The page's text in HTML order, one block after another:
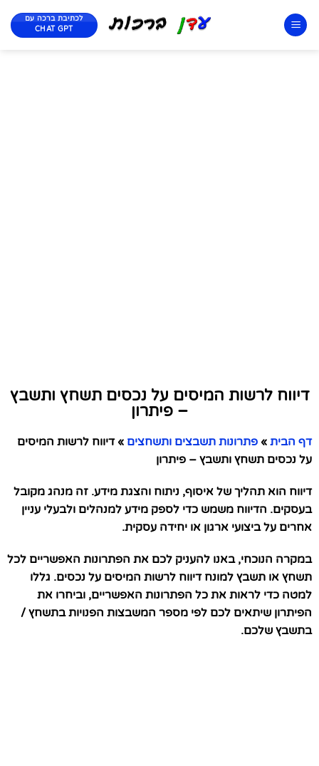
לכתיבת ברכה עם
CHAT GPT
דיווח לרשות המיסים על נכסים תשחץ ותשבץ
– פיתרון
דף הבית » פתרונות תשבצים ותשחצים » דיווח לרשות המיסים
על נכסים תשחץ ותשבץ – פיתרון
דיווח הוא תהליך של איסוף, ניתוח והצגת מידע. זה מנהג מקובל
בעסקים. הדיווח משמש כדי לספק מידע למנהלים ולבעלי עניין
אחרים על ביצועי ארגון או יחידה עסקית.
במקרה הנוכחי, באנו להעניק לכם את הפתרונות האפשריים לכל
תשחץ או תשבץ למונח דיווח לרשות המיסים על נכסים. גללו
למטה כדי לראות את כל הפתרונות האפשריים, וביחרו את
הפיתרון שיתאים לכם לפי מספר המשבצות הפנויות בתשחץ /
בתשבץ שלכם.